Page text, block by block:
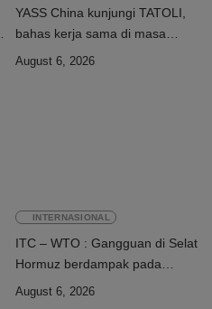
YASS China kunjungi TATOLI,
bahas kerja sama di masa
depan
August 6, 2026
INTERNASIONAL
ITC – WTO : Gangguan di Selat
Hormuz berdampak pada
perdagangan energi, pupuk, dan
August 6, 2026